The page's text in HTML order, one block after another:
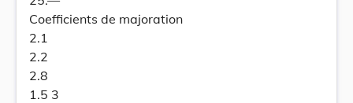
Coefficients de majoration
2.1
2.2
2.8
1.5 3